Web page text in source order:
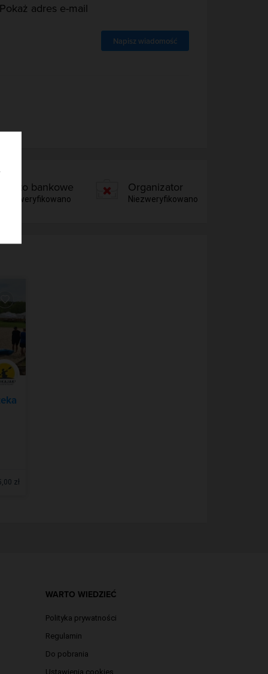
Napisz wiadomość
Pokaż adres e-mail
Konto bankowe
Niezweryfikowano
Organizator
Niezweryfikowano
zł
WARTO WIEDZIEĆ
Polityka prywatności
Regulamin
Do pobrania
Ustawienia cookies